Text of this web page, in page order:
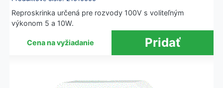
Reproskrinka určená pre rozvody 100V s voliteľným
výkonom 5 a 10W.
Cena na vyžiadanie